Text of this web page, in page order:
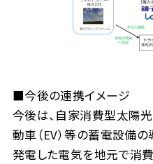
■今後の連携イメージ
今後は、自家消費型太陽
動車（EV）等の蓄電設備
発電した電気を地元で消